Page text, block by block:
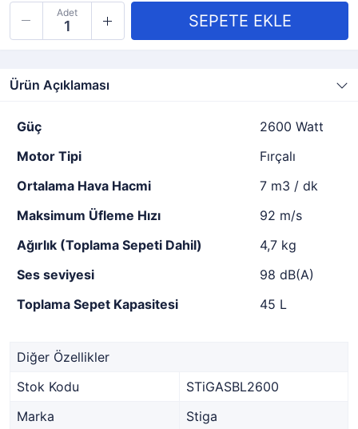
Adet
Ürün Açıklaması
Güç
2600 Watt
Motor Tipi
Fırçalı
Ortalama Hava Hacmi
7 m3 / dk
Maksimum Üfleme Hızı
92 m/s
Ağırlık (Toplama Sepeti Dahil)
4,7 kg
Ses seviyesi
98 dB(A)
Toplama Sepet Kapasitesi
45 L
Diğer Özellikler
Stok Kodu
STiGASBL2600
Marka
Stiga